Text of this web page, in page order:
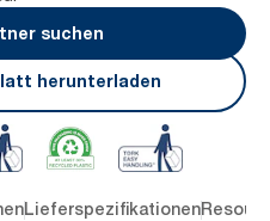
suchen
herunterladen
Lieferspezifikationen